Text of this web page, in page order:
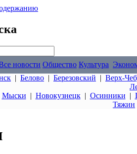
новости Общество Культура
| Белово | Березовский | Верх-
Мыски | Новокузнецк| Осинники |
Тяжин